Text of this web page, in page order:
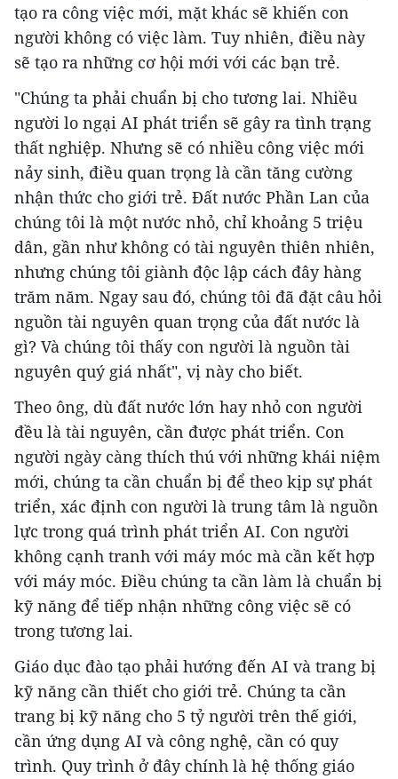
tạo ra công việc mới, mặt khác sẽ khiến con
người không có việc làm. Tuy nhiên, điều này
sẽ tạo ra những cơ hội mới với các bạn trẻ.
"Chúng ta phải chuẩn bị cho tương lai. Nhiều
người lo ngại AI phát triển sẽ gây ra tình trạng
thất nghiệp. Nhưng sẽ có nhiều công việc mới
nảy sinh, điều quan trọng là cần tăng cường
nhận thức cho giới trẻ. Đất nước Phần Lan của
chúng tôi là một nước nhỏ, chỉ khoảng 5 triệu
dân, gần như không có tài nguyên thiên nhiên,
nhưng chúng tôi giành độc lập cách đây hàng
trăm năm. Ngay sau đó, chúng tôi đã đặt câu hỏi
nguồn tài nguyên quan trọng của đất nước là
gì? Và chúng tôi thấy con người là nguồn tài
nguyên quý giá nhất", vị này cho biết.
Theo ông, dù đất nước lớn hay nhỏ con người
đều là tài nguyên, cần được phát triển. Con
người ngày càng thích thú với những khái niệm
mới, chúng ta cần chuẩn bị để theo kịp sự phát
triển, xác định con người là trung tâm là nguồn
lực trong quá trình phát triển AI. Con người
không cạnh tranh với máy móc mà cần kết hợp
với máy móc. Điều chúng ta cần làm là chuẩn bị
kỹ năng để tiếp nhận những công việc sẽ có
trong tương lai.
Giáo dục đào tạo phải hướng đến AI và trang bị
kỹ năng cần thiết cho giới trẻ. Chúng ta cần
trang bị kỹ năng cho 5 tỷ người trên thế giới,
cần ứng dụng AI và công nghệ, cần có quy
trình. Quy trình ở đây chính là hệ thống giáo